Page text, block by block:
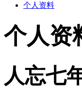
个人资料
个人资
人忘七